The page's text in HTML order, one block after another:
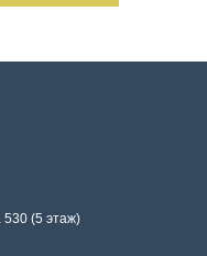
530 (5 этаж)